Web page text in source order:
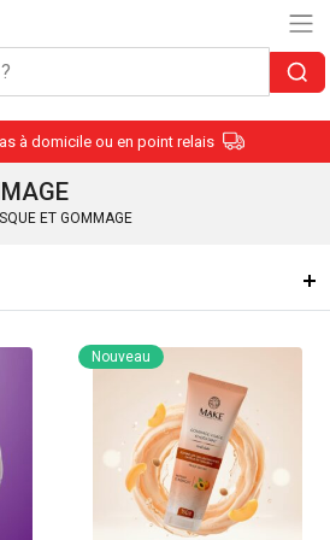
à domicile ou en point relais
ET GOMMAGE
Nouveau